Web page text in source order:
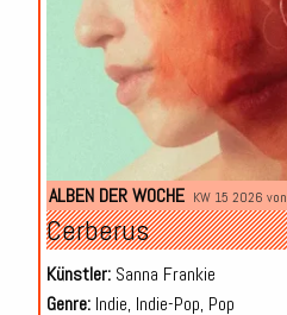
ALBEN DER WOCHE KW 15 2026 von
Cerberus
Künstler:Sanna Frankie
Genre:Indie, Indie-Pop, Pop